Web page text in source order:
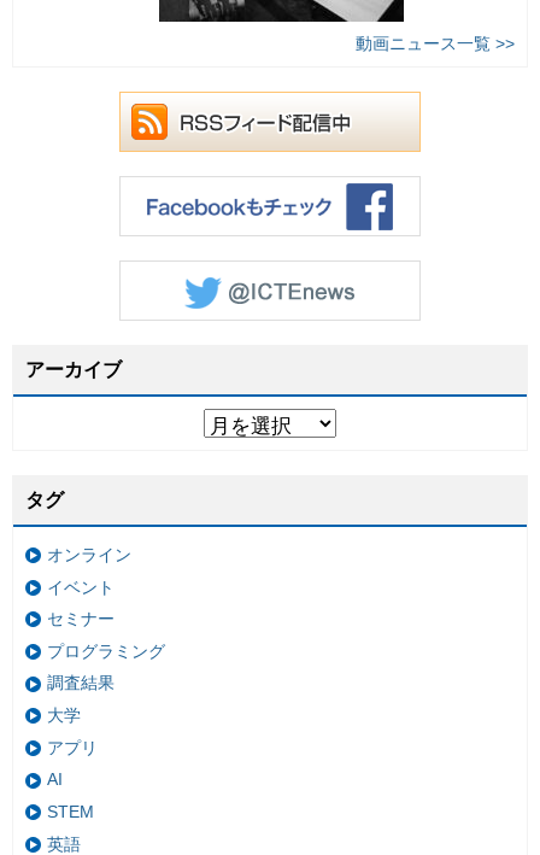
動画ニュース一覧 >>
アーカイブ
タグ
オンライン
イベント
セミナー
プログラミング
調査結果
大学
アプリ
AI
STEM
英語